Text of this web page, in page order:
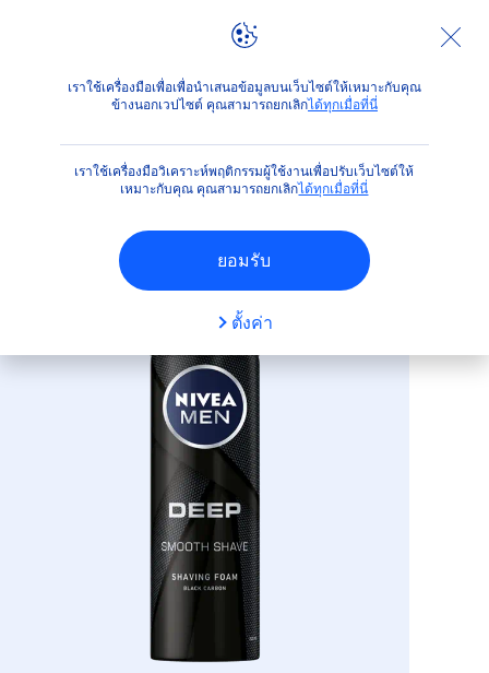
เราใช้เครื่องมือเพื่อเพื่อนำเสนอข้อมูลบนเว็บไซต์ให้เหมาะกับคุณ
ข้างนอกเวปไซต์ คุณสามารถยกเลิกได้ทุกเมื่อที่นี่
เราใช้เครื่องมือวิเคราะห์พฤติกรรมผู้ใช้งานเพื่อปรับเว็บไซต์ให้
เหมาะกับคุณ คุณสามารถยกเลิกได้ทุกเมื่อที่นี่
ยอมรับ
ตั้งค่า
ผลิตภัณฑ์ สำหรับผู้ชาย สำหรับการโกนหนวด โฟม
(11)
ดีพ เชฟวิ่ง โฟม